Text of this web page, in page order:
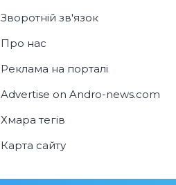
Зворотній зв'язок
Про нас
Реклама на порталі
Advertise on Andro-news.com
Хмара тегів
Карта сайту